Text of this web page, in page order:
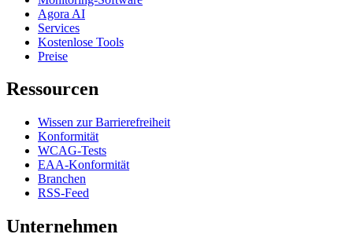
Agora AI
Services
Kostenlose Tools
Preise
Ressourcen
Wissen zur Barrierefreiheit
Konformität
WCAG-Tests
EAA-Konformität
Branchen
RSS-Feed
Unternehmen